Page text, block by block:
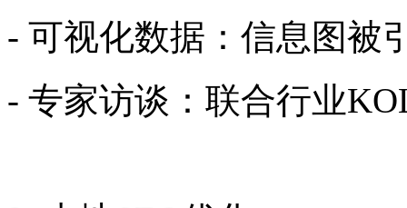
- 可视化数据：信息图被
- 专家访谈：联合行业